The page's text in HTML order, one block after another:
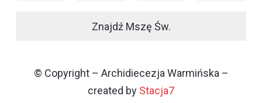
Znajdź Mszę Św.
© Copyright – Archidiecezja Warmińska –
created by Stacja7